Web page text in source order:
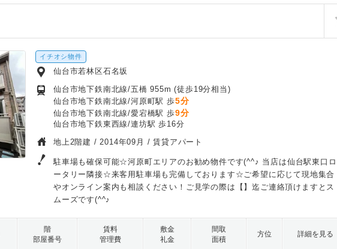
イチオシ物件
仙台市若林区石名坂
仙台市地下鉄南北線/五橋 955m (徒歩19分相当)
仙台市地下鉄南北線/河原町駅 歩5分
仙台市地下鉄南北線/愛宕橋駅 歩9分
仙台市地下鉄東西線/連坊駅 歩16分
地上2階建 /2014年09月 / 賃貸アパート
駐車場も確保可能☆河原町エリアのお勧め物件です(^^♪ 当店は仙台駅東口ロ
ータリー隣接☆来客用駐車場も完備しております☆ご希望に応じて現地集合
やオンライン案内も相談ください！ご見学の際は【】迄ご連絡頂けますとス
ムーズです(^^♪
階
部屋番号
賃料
管理費
敷金
礼金
間取
面積
方位 詳細を見る